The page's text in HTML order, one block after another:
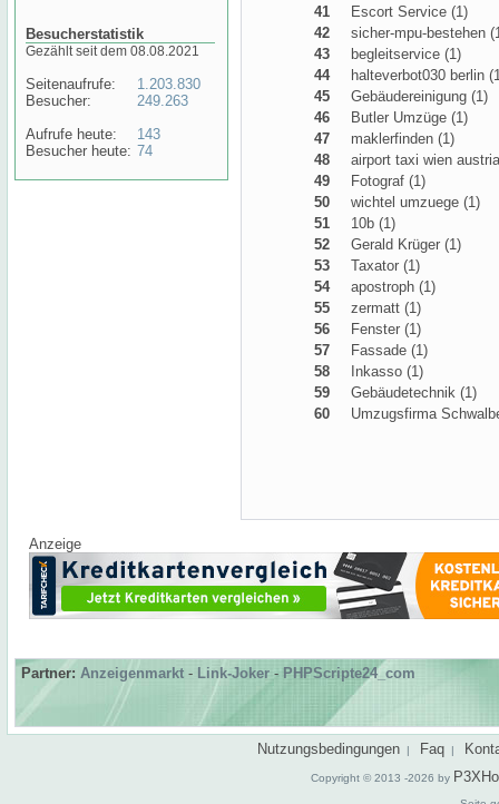
Besucherstatistik
Gezählt seit dem 08.08.2021
Seitenaufrufe:
Besucher:
Aufrufe heute:
Besucher heute:
1.203.830
249.263
143
74
41
Escort Service (1)
42
sicher-mpu-bestehen
43
begleitservice (1)
44
halteverbot030 berlin
45
Gebäudereinigung (1)
46
Butler Umzüge (1)
47
maklerfinden (1)
48
airport taxi wien
49
Fotograf (1)
50
wichtel umzuege (1)
51
10b (1)
52
Gerald Krüger (1)
53
Taxator (1)
54
apostroph (1)
55
zermatt (1)
56
Fenster (1)
57
Fassade (1)
58
Inkasso (1)
59
Gebäudetechnik (1)
60
Umzugsfirma
Anzeige
Partner: Anzeigenmarkt - Link-Joker - PHPScripte24_com
Nutzungsbedingungen | Faq |
Copyright © 2013 -2026 by